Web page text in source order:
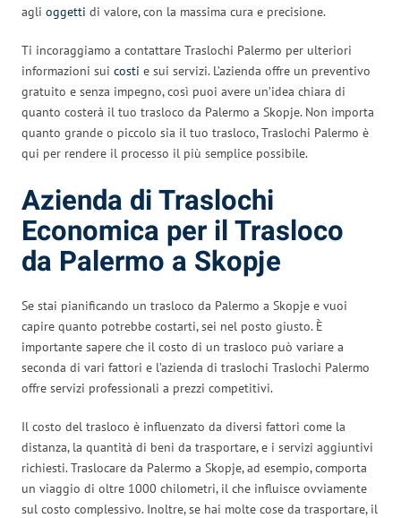
agli oggetti di valore, con la massima cura e precisione.
Ti incoraggiamo a contattare Traslochi Palermo per ulteriori
informazioni sui costi e sui servizi. L’azienda offre un preventivo
gratuito e senza impegno, così puoi avere un’idea chiara di
quanto costerà il tuo trasloco da Palermo a Skopje. Non importa
quanto grande o piccolo sia il tuo trasloco, Traslochi Palermo è
qui per rendere il processo il più semplice possibile.
Azienda di Traslochi
Economica per il Trasloco
da Palermo a Skopje
Se stai pianificando un trasloco da Palermo a Skopje e vuoi
capire quanto potrebbe costarti, sei nel posto giusto. È
importante sapere che il costo di un trasloco può variare a
seconda di vari fattori e l’azienda di traslochi Traslochi Palermo
offre servizi professionali a prezzi competitivi.
Il costo del trasloco è influenzato da diversi fattori come la
distanza, la quantità di beni da trasportare, e i servizi aggiuntivi
richiesti. Traslocare da Palermo a Skopje, ad esempio, comporta
un viaggio di oltre 1000 chilometri, il che influisce ovviamente
sul costo complessivo. Inoltre, se hai molte cose da trasportare, il